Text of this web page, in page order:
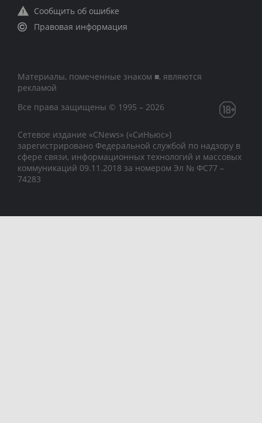
Сообщить об ошибке
Правовая информация
Материалы, помеченные знаком ■, являются
рекламой
Все права защищены © 1995 – 2026
Сетевое издание «CNews» («СиНьюс»)
зарегистрировано Федеральной службой по надзору в
сфере связи, информационных технологий и массовых
коммуникаций 09.11.2018 за номером Эл № ФС77 –
74283